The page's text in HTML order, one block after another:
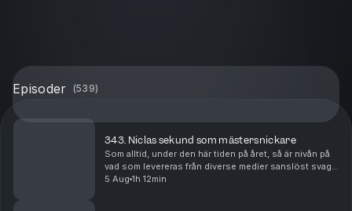
Episoder (539)
343. Niclas sekund som mästersnickare
Som alltid, under den här tiden på året, så är nivån på
vad som levereras från diverse medier sanslöst svag –
men vad är det mest bisarra som går att rota fram från
5 Aug 1h 12min